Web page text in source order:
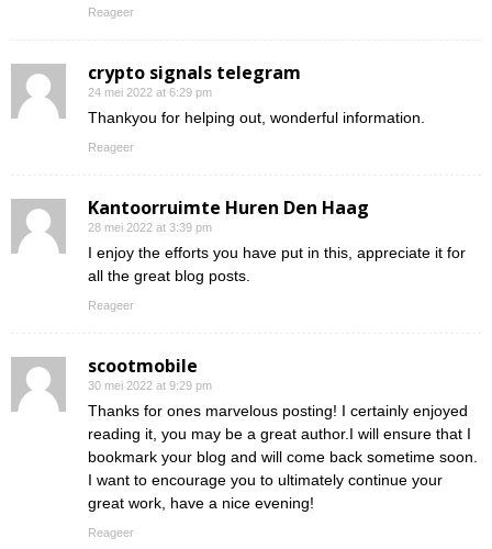
Reageer
crypto signals telegram
24 mei 2022 at 6:29 pm
Thankyou for helping out, wonderful information.
Reageer
Kantoorruimte Huren Den Haag
28 mei 2022 at 3:39 pm
I enjoy the efforts you have put in this, appreciate it for
all the great blog posts.
Reageer
scootmobile
30 mei 2022 at 9:29 pm
Thanks for ones marvelous posting! I certainly enjoyed
reading it, you may be a great author.I will ensure that I
bookmark your blog and will come back sometime soon.
I want to encourage you to ultimately continue your
great work, have a nice evening!
Reageer